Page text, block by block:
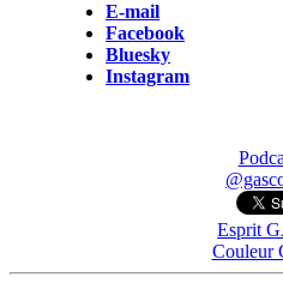
E-mail
Facebook
Bluesky
Instagram
Esprit
Couleur